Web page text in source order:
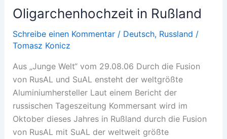
Ferne
Oligarchenhochzeit in Rußland
Schreibe einen Kommentar / Deutsch, Russland /
Tomasz Konicz
Aus „Junge Welt“ vom 29.08.06 Durch die Fusion
von RusAL und SuAL ensteht der weltgrößte
Aluminiumhersteller Laut einem Bericht der
russischen Tageszeitung Kommersant wird im
Oktober dieses Jahres in Rußland durch die Fusion
von RusAL mit SuAL der weltweit größte